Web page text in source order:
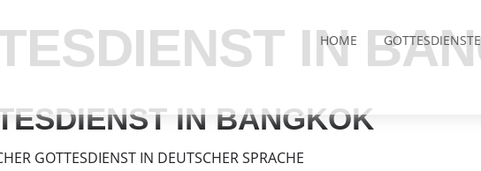
HOME GOTTESDIENSTE
IN
IN BANGKOK
GOTTESDIENST IN DEUTSCHER SPRACHE